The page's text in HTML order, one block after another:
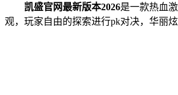
凯盛官网最新版本2026是一款热血
观，玩家自由的探索进行pk对决，华丽